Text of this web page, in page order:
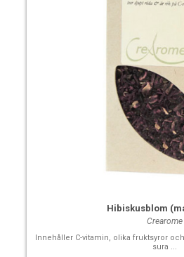
Hibiskusblom
Crearome
Innehåller C-vitamin, olika fruktsyror
sura ...